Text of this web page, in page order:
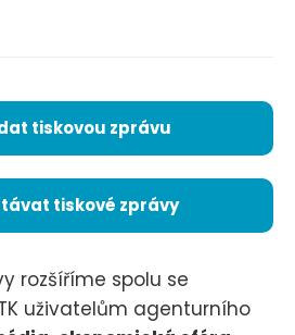
tiskovou zprávu
tiskové zprávy
rozšíříme spolu se
uživatelům agenturního